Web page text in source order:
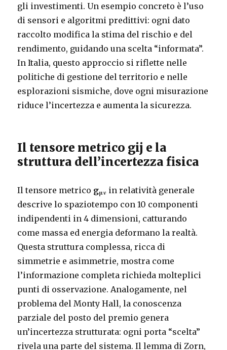
gli investimenti. Un esempio concreto è l’uso
di sensori e algoritmi predittivi: ogni dato
raccolto modifica la stima del rischio e del
rendimento, guidando una scelta “informata”.
In Italia, questo approccio si riflette nelle
politiche di gestione del territorio e nelle
esplorazioni sismiche, dove ogni misurazione
riduce l’incertezza e aumenta la sicurezza.
Il tensore metrico gij e la
struttura dell’incertezza fisica
Il tensore metrico gμν in relatività generale
descrive lo spaziotempo con 10 componenti
indipendenti in 4 dimensioni, catturando
come massa ed energia deformano la realtà.
Questa struttura complessa, ricca di
simmetrie e asimmetrie, mostra come
l’informazione completa richieda molteplici
punti di osservazione. Analogamente, nel
problema del Monty Hall, la conoscenza
parziale del posto del premio genera
un’incertezza strutturata: ogni porta “scelta”
rivela una parte del sistema. Il lemma di Zorn,